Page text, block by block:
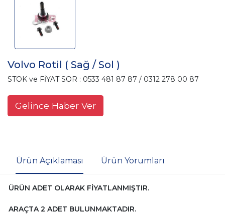
Volvo Rotil ( Sağ / Sol )
STOK ve FİYAT SOR : 0533 481 87 87 / 0312 278 00 87
Gelince Haber Ver
Ürün Açıklaması Ürün Yorumları
ÜRÜN ADET OLARAK FİYATLANMIŞTIR.
ARAÇTA 2 ADET BULUNMAKTADIR.